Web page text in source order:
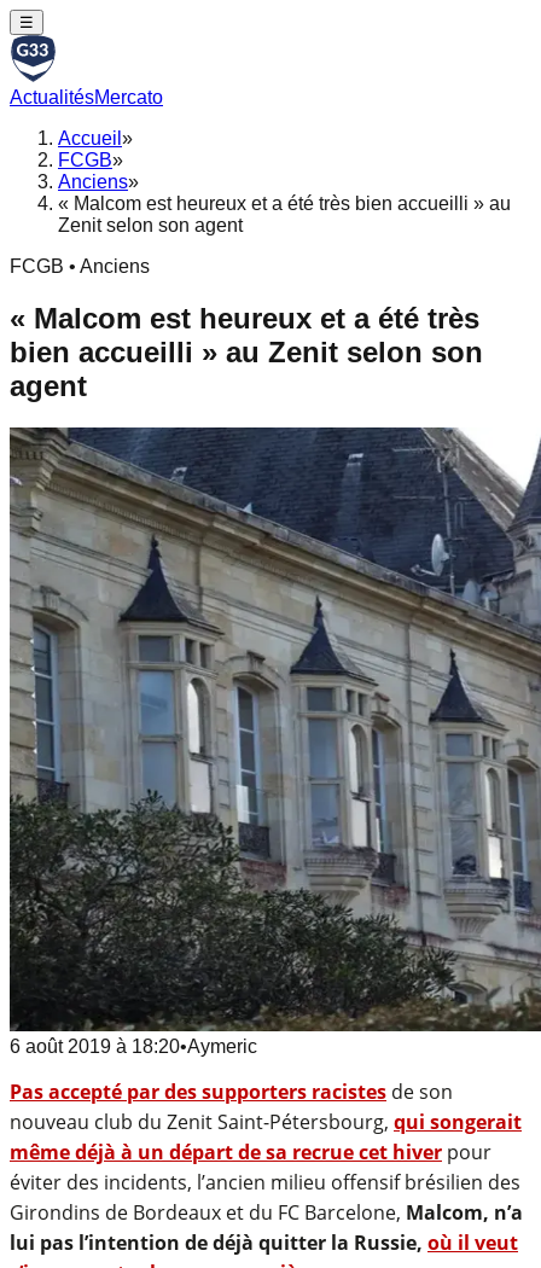
☰
ActualitésMercato
Accueil »
FCGB»
Anciens»
« Malcom est heureux et a été très bien accueilli » au
Zenit selon son agent
FCGB • Anciens
« Malcom est heureux et a été très
bien accueilli » au Zenit selon son
agent
6 août 2019 à 18:20•Aymeric
Pas accepté par des supporters racistes de son
nouveau club du Zenit Saint-Pétersbourg, qui songerait
même déjà à un départ de sa recrue cet hiver pour
éviter des incidents, l’ancien milieu offensif brésilien des
Girondins de Bordeaux et du FC Barcelone, Malcom, n’a
lui pas l’intention de déjà quitter la Russie, où il veut